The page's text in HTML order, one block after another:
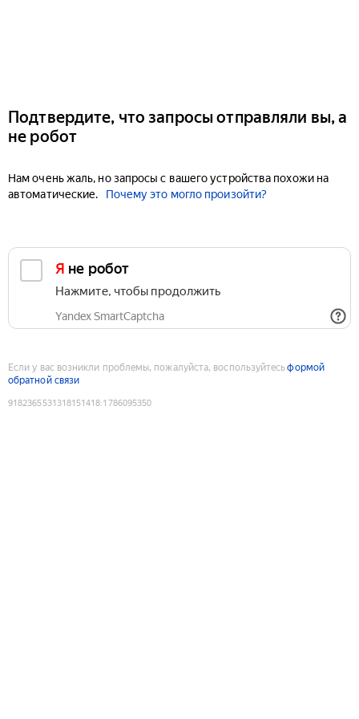
Подтвердите, что запросы отправляли вы, а
не робот
Нам очень жаль, но запросы с вашего устройства похожи на
автоматические.
Почему это могло произойти?
Я не робот
Нажмите, чтобы продолжить
Yandex SmartCaptcha
Если у вас возникли проблемы, пожалуйста, воспользуйтесьформой
обратной связи
9182365531318151418:1786095350